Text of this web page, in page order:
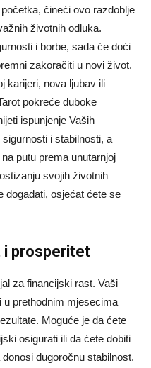
čineći ovo razdoblje
životnih odluka.
i borbe, sada će doći
zakoračiti u novi život.
karijeri, nova ljubav ili
pokreće duboke
ispunjenje Vaših
i stabilnosti, a
putu prema unutarnjoj
svojih životnih
događati, osjećat ćete se
i prosperitet
za financijski rast. Vaši
u prethodnim mjesecima
Moguće je da ćete
osigurati ili da ćete dobiti
dugoročnu stabilnost.